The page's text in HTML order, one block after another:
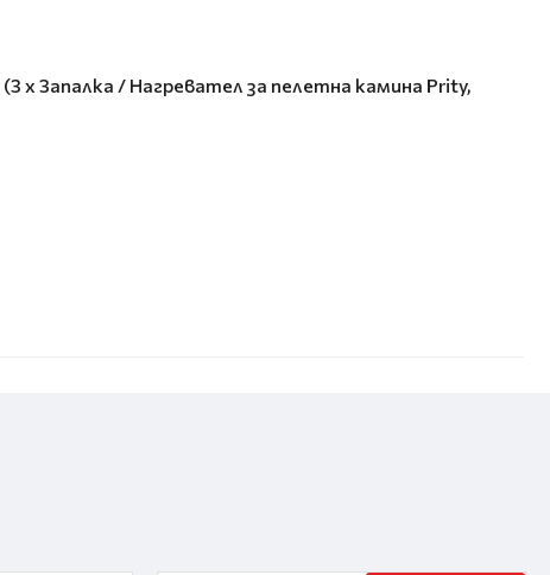
(3 x Запалка / Нагревател за пелетна камина Prity,